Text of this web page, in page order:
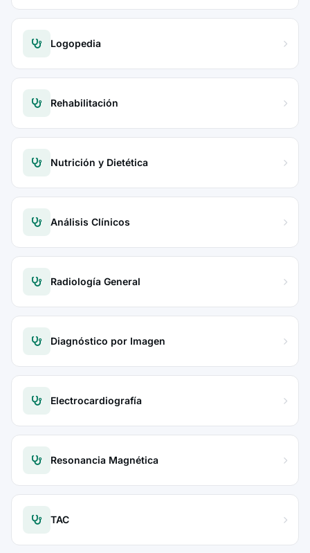
Logopedia
Rehabilitación
Nutrición y Dietética
Análisis Clínicos
Radiología General
Diagnóstico por Imagen
Electrocardiografía
Resonancia Magnética
TAC